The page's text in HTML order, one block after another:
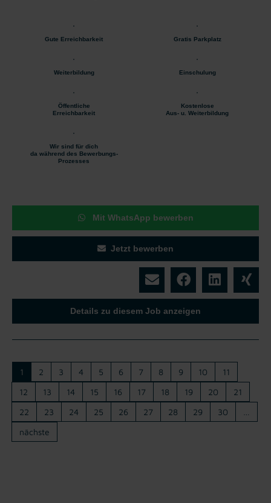
Gute Erreichbarkeit Gratis Parkplatz
Weiterbildung Einschulung
Öffentliche
Erreichbarkeit
Kostenlose
Aus- u. Weiterbildung
Wir sind für dich
da während des Bewerbungs-
Prozesses
Mit WhatsApp bewerben
Jetzt bewerben
Details zu diesem Job anzeigen
1 2 3 4 5 6 7 8 9 10
11
12
13 14 15 16 17 18 19 20
21
22
23 24 25 26 27 28 29 30
nächste